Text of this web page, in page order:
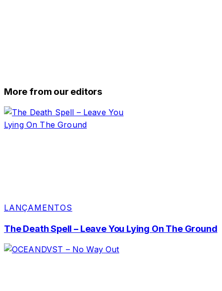
More from our editors
LANÇAMENTOS
The Death Spell – Leave You Lying On The Ground